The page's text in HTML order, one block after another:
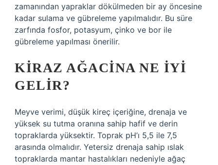
zamanından yapraklar dökülmeden bir ay öncesine
kadar sulama ve gübreleme yapılmalıdır. Bu süre
zarfında fosfor, potasyum, çinko ve bor ile
gübreleme yapılması önerilir.
KIRAZ AĞACINA NE IYI
GELIR?
Meyve verimi, düşük kireç içeriğine, drenaja ve
yüksek su tutma oranına sahip hafif ve derin
topraklarda yüksektir. Toprak pH’ı 5,5 ile 7,5
arasında olmalıdır. Yetersiz drenaja sahip ıslak
topraklarda mantar hastalıkları nedeniyle ağaç